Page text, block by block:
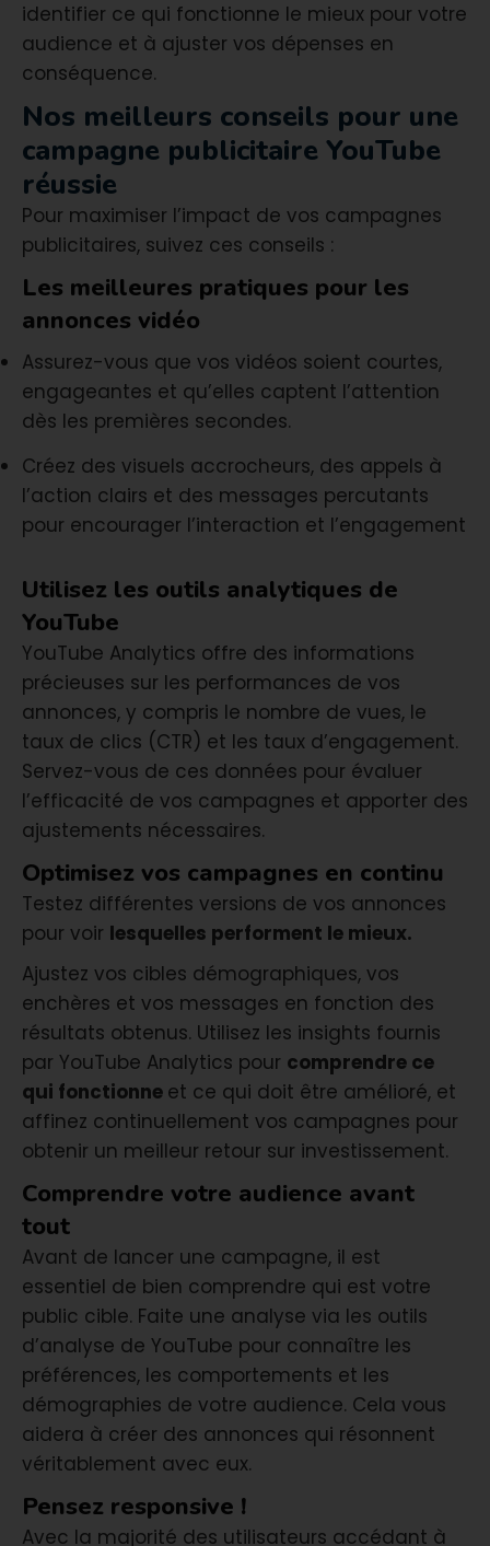
identifier ce qui fonctionne le mieux pour votre
audience et à ajuster vos dépenses en
conséquence.
Nos meilleurs conseils pour une
campagne publicitaire YouTube
réussie
Pour maximiser l’impact de vos campagnes
publicitaires, suivez ces conseils :
Les meilleures pratiques pour les
annonces vidéo
Assurez-vous que vos vidéos soient courtes,
engageantes et qu’elles captent l’attention
dès les premières secondes.
Créez des visuels accrocheurs, des appels à
l’action clairs et des messages percutants
pour encourager l’interaction et l’engagement
Utilisez les outils analytiques de
YouTube
YouTube Analytics offre des informations
précieuses sur les performances de vos
annonces, y compris le nombre de vues, le
taux de clics (CTR) et les taux d’engagement.
Servez-vous de ces données pour évaluer
l’efficacité de vos campagnes et apporter des
ajustements nécessaires.
Optimisez vos campagnes en continu
Testez différentes versions de vos annonces
pour voir lesquelles performent le mieux.
Ajustez vos cibles démographiques, vos
enchères et vos messages en fonction des
résultats obtenus. Utilisez les insights fournis
par YouTube Analytics pour comprendre ce
qui fonctionne et ce qui doit être amélioré, et
affinez continuellement vos campagnes pour
obtenir un meilleur retour sur investissement.
Comprendre votre audience avant
tout
Avant de lancer une campagne, il est
essentiel de bien comprendre qui est votre
public cible. Faite une analyse via les outils
d’analyse de YouTube pour connaître les
préférences, les comportements et les
démographies de votre audience. Cela vous
aidera à créer des annonces qui résonnent
véritablement avec eux.
Pensez responsive !
Avec la majorité des utilisateurs accédant à